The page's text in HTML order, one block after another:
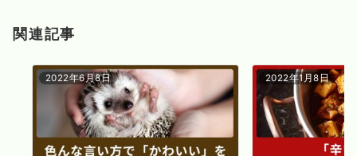
関連記事
2022年6月8日 2022年1月8日